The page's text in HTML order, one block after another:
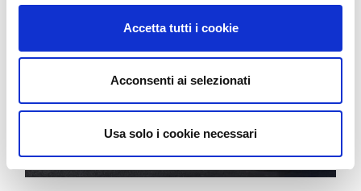
Accetta tutti i cookie
Acconsenti ai selezionati
Usa solo i cookie necessari